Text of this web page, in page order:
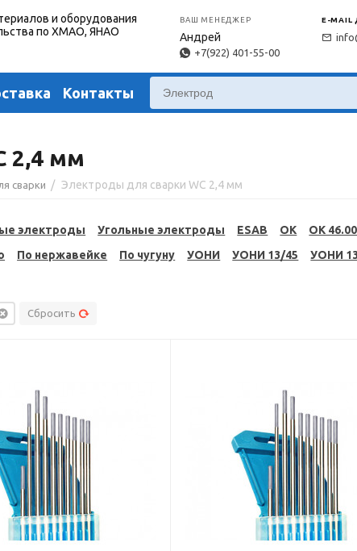
и оборудования
по ХМАО, ЯНАО
ВАШ МЕНЕДЖЕР
Андрей
+7(922) 401-55-00
E-
Контакты
2,4 мм
сварки / Электроды для сварки WC 2,4 мм
электроды Угольные электроды ESAB OK OK 46.00
По нержавейке По чугуну УОНИ УОНИ 13/45 УОНИ
Сбросить